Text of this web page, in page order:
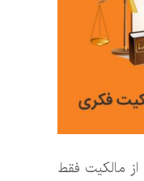
از مالکیت فقط